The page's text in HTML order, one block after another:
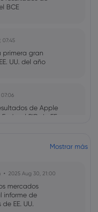
BCE
07:45
primera gran
UU. del año
de Apple
y el PIB de EE.
Mostrar más
2025 Aug 30, 21:00
mercados
informe de
EE. UU.